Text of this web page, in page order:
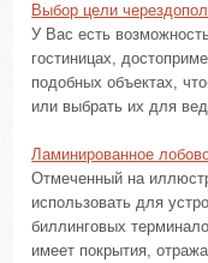
Выбор цели
У Вас есть
гостиницах,
подобных объектах,
или выбрать их для
Ламинированное
Отмеченный на
использовать для
биллинговых
имеет покрытия,